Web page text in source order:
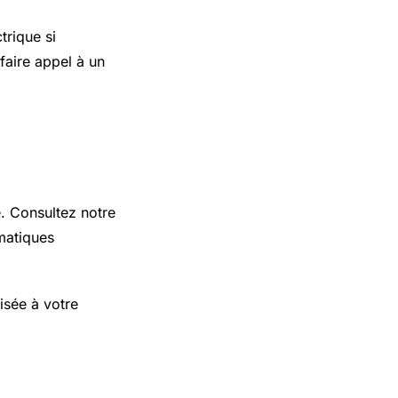
si
appel à un
Consultez notre
à votre